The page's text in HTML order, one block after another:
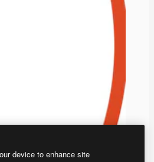
device to enhance site